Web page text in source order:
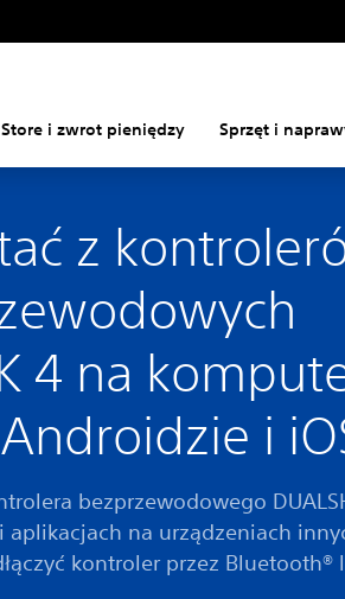
Store i zwrot pieniędzy Sprzęt i
z
4 na
i
bezprzewodowego
aplikacjach na urządzeniach
kontroler przez Bluetooth®